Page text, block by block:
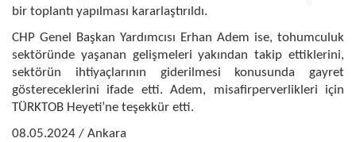
bir toplantı yapılması kararlaştırıldı.
CHP Genel Başkan Yardımcısı Erhan Adem ise, tohumculuk
sektöründe yaşanan gelişmeleri yakından takip ettiklerini,
sektörün ihtiyaçlarının giderilmesi konusunda gayret
göstereceklerini ifade etti. Adem, misafirperverlikleri için
TÜRKTOB Heyeti’ne teşekkür etti.
08.05.2024 / Ankara